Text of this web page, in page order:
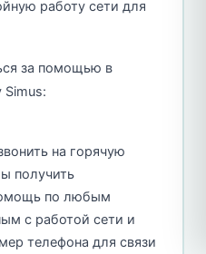
работу сети для
за помощью в
на горячую
получить
по любым
с работой сети и
телефона для связи